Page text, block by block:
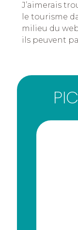
J’aimerais
le tourisme
milieu du
ils peuvent